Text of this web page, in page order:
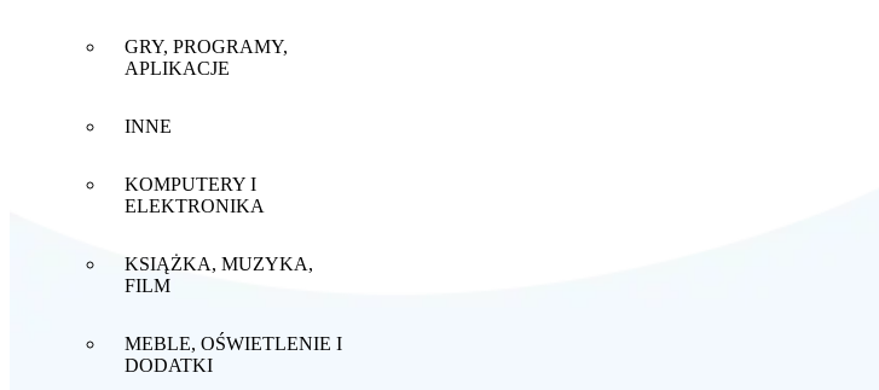
GRY, PROGRAMY,
APLIKACJE
INNE
KOMPUTERY I
ELEKTRONIKA
KSIĄŻKA, MUZYKA,
FILM
MEBLE, OŚWIETLENIE I
DODATKI